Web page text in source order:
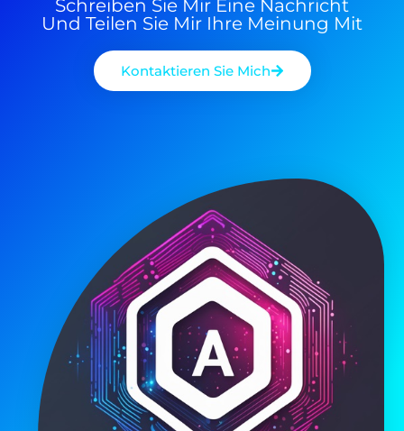
Schreiben Sie Mir Eine Nachricht
Und Teilen Sie Mir Ihre Meinung Mit
Kontaktieren Sie Mich